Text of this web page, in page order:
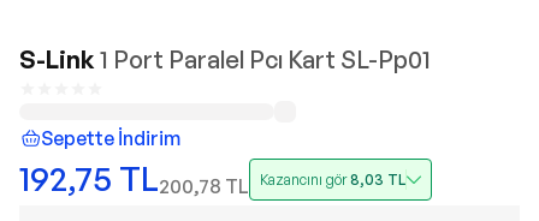
S-Link1 Port Paralel Pcı Kart SL-Pp01
Sepette İndirim
192,75 TL200,78 TL Kazancını gör8,03 TL